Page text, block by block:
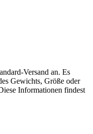
Versand an. Es
Gewichts, Größe oder
Informationen findest